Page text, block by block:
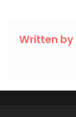
Written by